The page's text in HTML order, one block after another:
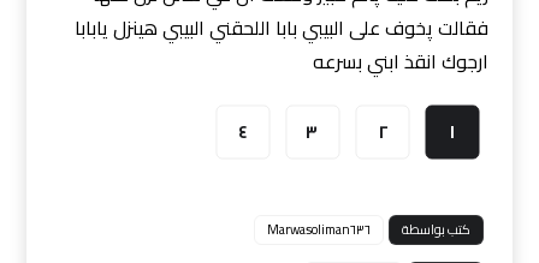
فقالت پخوف على البيبي بابا اللحقني البيبي هينزل يابابا
ارجوك انقذ ابني بسرعه
١ ٢ ٣ ٤
كتب بواسطة
Marwasoliman٦٣٦